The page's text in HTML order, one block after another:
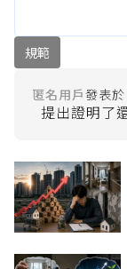
規範
匿名用戶